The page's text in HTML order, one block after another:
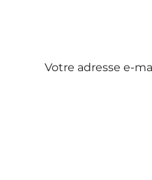
Votre adresse e-